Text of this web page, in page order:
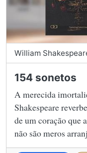
William
154 sonetos
A merecida
Shakespeare
de um coração que
não são meros